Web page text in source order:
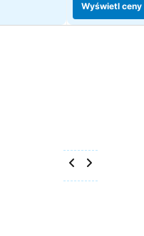
Wyświetl ceny